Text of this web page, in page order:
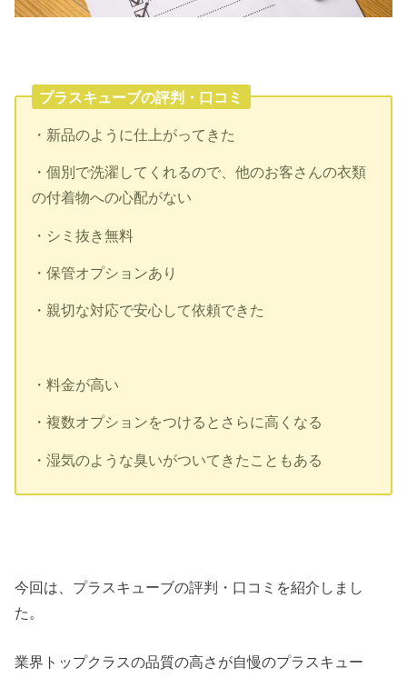
プラスキューブの評判・口コミ
・新品のように仕上がってきた
・個別で洗濯してくれるので、他のお客さんの衣類
の付着物への心配がない
・シミ抜き無料
・保管オプションあり
・親切な対応で安心して依頼できた
・料金が高い
・複数オプションをつけるとさらに高くなる
・湿気のような臭いがついてきたこともある
今回は、プラスキューブの評判・口コミを紹介しまし
た。
業界トップクラスの品質の高さが自慢のプラスキュー